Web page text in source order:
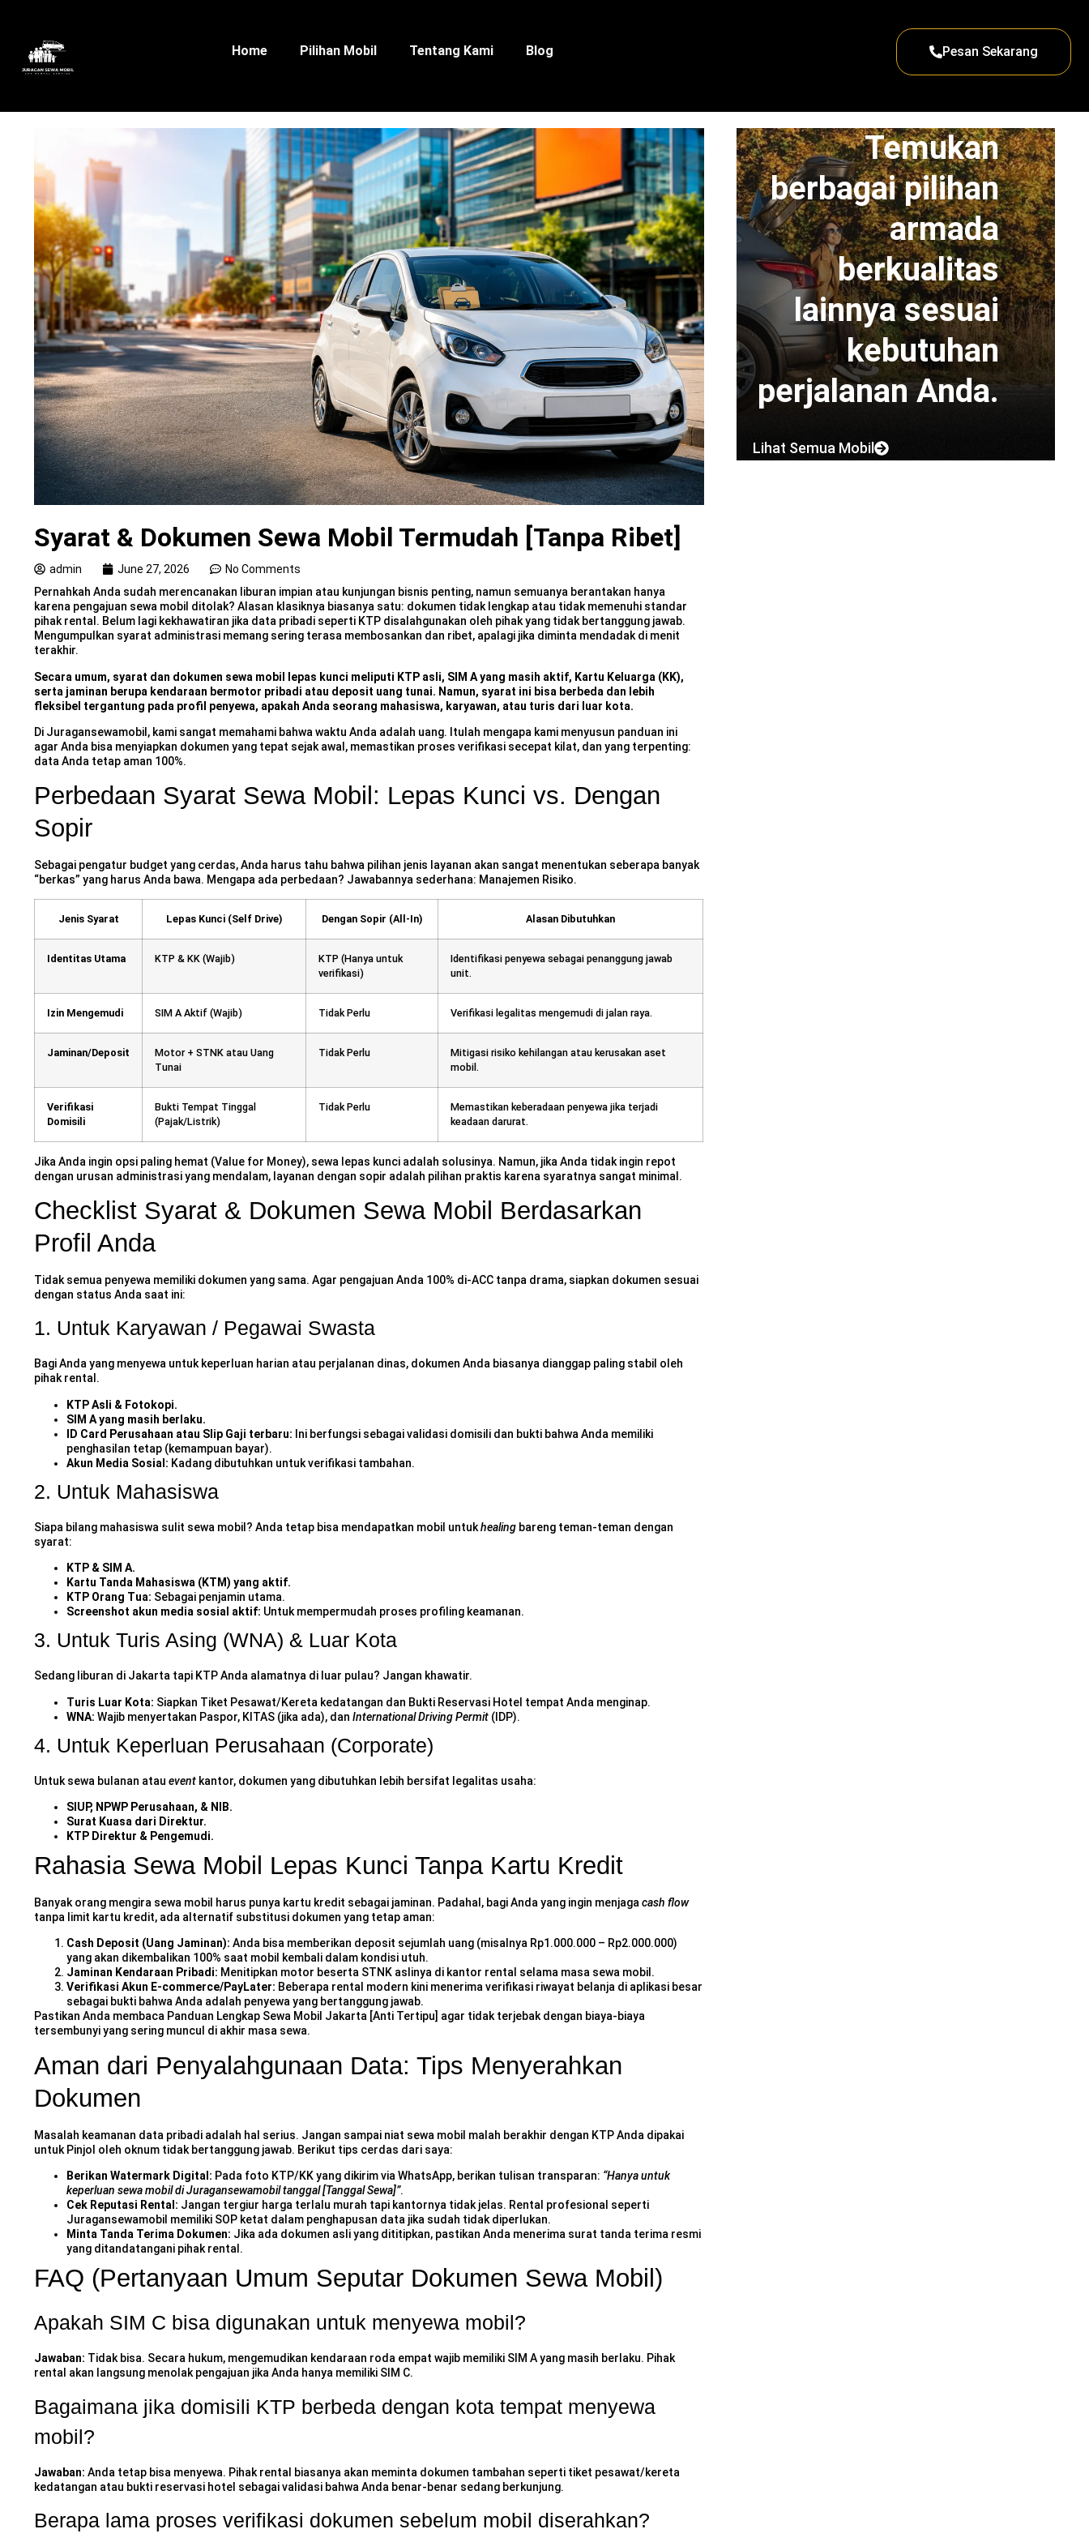
Home Pilihan Mobil Tentang Kami Blog Pesan Sekarang
Syarat & Dokumen Sewa Mobil Termudah [Tanpa Ribet]
admin June 27, 2026
No Comments
Pernahkah Anda sudah merencanakan liburan impian atau kunjungan bisnis penting, namun semuanya berantakan hanya
karena pengajuan sewa mobil ditolak? Alasan klasiknya biasanya satu: dokumen tidak lengkap atau tidak memenuhi standar
pihak rental. Belum lagi kekhawatiran jika data pribadi seperti KTP disalahgunakan oleh pihak yang tidak bertanggung jawab.
Mengumpulkan syarat administrasi memang sering terasa membosankan dan ribet, apalagi jika diminta mendadak di menit
terakhir.
Secara umum, syarat dan dokumen sewa mobil lepas kunci meliputi KTP asli, SIM A yang masih aktif, Kartu Keluarga (KK),
serta jaminan berupa kendaraan bermotor pribadi atau deposit uang tunai. Namun, syarat ini bisa berbeda dan lebih
fleksibel tergantung pada profil penyewa, apakah Anda seorang mahasiswa, karyawan, atau turis dari luar kota.
Di Juragansewamobil, kami sangat memahami bahwa waktu Anda adalah uang. Itulah mengapa kami menyusun panduan ini
agar Anda bisa menyiapkan dokumen yang tepat sejak awal, memastikan proses verifikasi secepat kilat, dan yang terpenting:
data Anda tetap aman 100%.
Perbedaan Syarat Sewa Mobil: Lepas Kunci vs. Dengan
Sopir
Sebagai pengatur budget yang cerdas, Anda harus tahu bahwa pilihan jenis layanan akan sangat menentukan seberapa banyak
“berkas” yang harus Anda bawa. Mengapa ada perbedaan? Jawabannya sederhana: Manajemen Risiko.
Jenis Syarat Lepas Kunci (Self Drive) Dengan Sopir (All-In) Alasan Dibutuhkan
Identitas Utama KTP & KK (Wajib)
KTP (Hanya untuk
verifikasi)
Identifikasi penyewa sebagai penanggung jawab
unit.
Izin Mengemudi SIM A Aktif (Wajib) Tidak Perlu Verifikasi legalitas mengemudi di jalan raya.
Jaminan/Deposit
Motor + STNK atau Uang
Tunai
Tidak Perlu
Mitigasi risiko kehilangan atau kerusakan aset
mobil.
Verifikasi
Domisili
Bukti Tempat Tinggal
(Pajak/Listrik)
Tidak Perlu
Memastikan keberadaan penyewa jika terjadi
keadaan darurat.
Jika Anda ingin opsi paling hemat (Value for Money), sewa lepas kunci adalah solusinya. Namun, jika Anda tidak ingin repot
dengan urusan administrasi yang mendalam, layanan dengan sopir adalah pilihan praktis karena syaratnya sangat minimal.
Checklist Syarat & Dokumen Sewa Mobil Berdasarkan
Profil Anda
Tidak semua penyewa memiliki dokumen yang sama. Agar pengajuan Anda 100% di-ACC tanpa drama, siapkan dokumen sesuai
dengan status Anda saat ini:
1. Untuk Karyawan / Pegawai Swasta
Bagi Anda yang menyewa untuk keperluan harian atau perjalanan dinas, dokumen Anda biasanya dianggap paling stabil oleh
pihak rental.
KTP Asli & Fotokopi.
SIM A yang masih berlaku.
ID Card Perusahaan atau Slip Gaji terbaru: Ini berfungsi sebagai validasi domisili dan bukti bahwa Anda memiliki
penghasilan tetap (kemampuan bayar).
Akun Media Sosial: Kadang dibutuhkan untuk verifikasi tambahan.
2. Untuk Mahasiswa
Siapa bilang mahasiswa sulit sewa mobil? Anda tetap bisa mendapatkan mobil untukhealing bareng teman-teman dengan
syarat:
KTP & SIM A.
Kartu Tanda Mahasiswa (KTM) yang aktif.
KTP Orang Tua: Sebagai penjamin utama.
Screenshot akun media sosial aktif: Untuk mempermudah proses profiling keamanan.
3. Untuk Turis Asing (WNA) & Luar Kota
Sedang liburan di Jakarta tapi KTP Anda alamatnya di luar pulau? Jangan khawatir.
Turis Luar Kota: Siapkan Tiket Pesawat/Kereta kedatangan dan Bukti Reservasi Hotel tempat Anda menginap.
WNA: Wajib menyertakan Paspor, KITAS (jika ada), dan International Driving Permit (IDP).
4. Untuk Keperluan Perusahaan (Corporate)
Untuk sewa bulanan atau event kantor, dokumen yang dibutuhkan lebih bersifat legalitas usaha:
SIUP, NPWP Perusahaan, & NIB.
Surat Kuasa dari Direktur.
KTP Direktur & Pengemudi.
Rahasia Sewa Mobil Lepas Kunci Tanpa Kartu Kredit
Banyak orang mengira sewa mobil harus punya kartu kredit sebagai jaminan. Padahal, bagi Anda yang ingin menjaga cash flow
tanpa limit kartu kredit, ada alternatif substitusi dokumen yang tetap aman:
Cash Deposit (Uang Jaminan): Anda bisa memberikan deposit sejumlah uang (misalnya Rp1.000.000 – Rp2.000.000)
yang akan dikembalikan 100% saat mobil kembali dalam kondisi utuh.
Jaminan Kendaraan Pribadi: Menitipkan motor beserta STNK aslinya di kantor rental selama masa sewa mobil.
Verifikasi Akun E-commerce/PayLater: Beberapa rental modern kini menerima verifikasi riwayat belanja di aplikasi besar
sebagai bukti bahwa Anda adalah penyewa yang bertanggung jawab.
Pastikan Anda membaca Panduan Lengkap Sewa Mobil Jakarta [Anti Tertipu] agar tidak terjebak dengan biaya-biaya
tersembunyi yang sering muncul di akhir masa sewa.
Aman dari Penyalahgunaan Data: Tips Menyerahkan
Dokumen
Masalah keamanan data pribadi adalah hal serius. Jangan sampai niat sewa mobil malah berakhir dengan KTP Anda dipakai
untuk Pinjol oleh oknum tidak bertanggung jawab. Berikut tips cerdas dari saya:
Berikan Watermark Digital: Pada foto KTP/KK yang dikirim via WhatsApp, berikan tulisan transparan: “Hanya untuk
keperluan sewa mobil di Juragansewamobil tanggal [Tanggal Sewa]”.
Cek Reputasi Rental: Jangan tergiur harga terlalu murah tapi kantornya tidak jelas. Rental profesional seperti
Juragansewamobil memiliki SOP ketat dalam penghapusan data jika sudah tidak diperlukan.
Minta Tanda Terima Dokumen: Jika ada dokumen asli yang dititipkan, pastikan Anda menerima surat tanda terima resmi
yang ditandatangani pihak rental.
FAQ (Pertanyaan Umum Seputar Dokumen Sewa Mobil)
Apakah SIM C bisa digunakan untuk menyewa mobil?
Jawaban: Tidak bisa. Secara hukum, mengemudikan kendaraan roda empat wajib memiliki SIM A yang masih berlaku. Pihak
rental akan langsung menolak pengajuan jika Anda hanya memiliki SIM C.
Bagaimana jika domisili KTP berbeda dengan kota tempat menyewa
mobil?
Jawaban: Anda tetap bisa menyewa. Pihak rental biasanya akan meminta dokumen tambahan seperti tiket pesawat/kereta
kedatangan atau bukti reservasi hotel sebagai validasi bahwa Anda benar-benar sedang berkunjung.
Berapa lama proses verifikasi dokumen sebelum mobil diserahkan?
Temukan
berbagai pilihan
armada
berkualitas
lainnya sesuai
kebutuhan
perjalanan Anda.
Lihat Semua Mobil